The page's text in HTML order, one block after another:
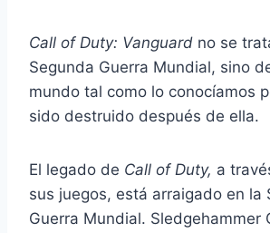
Call of Duty: Vanguard no se
Segunda Guerra Mundial, sino
mundo tal como lo conocíamos
sido destruido después de ella.
El legado de Call of Duty, a
sus juegos, está arraigado en la
Guerra Mundial. Sledgehammer